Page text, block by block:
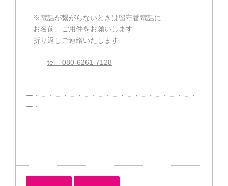
※電話が繋がらないときは留守番電話に
お名前、ご用件をお願いします
折り返しご連絡いたします
tel 080-6261-7128
ー・－・－・－・－・－・－・－・－・－・－・－・
ー・